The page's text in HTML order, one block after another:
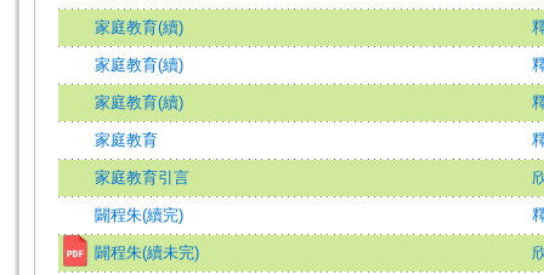
家庭教育(續)
家庭教育(續)
家庭教育(續)
家庭教育
家庭教育引言
闢程朱(續完)
闢程朱(續未完)